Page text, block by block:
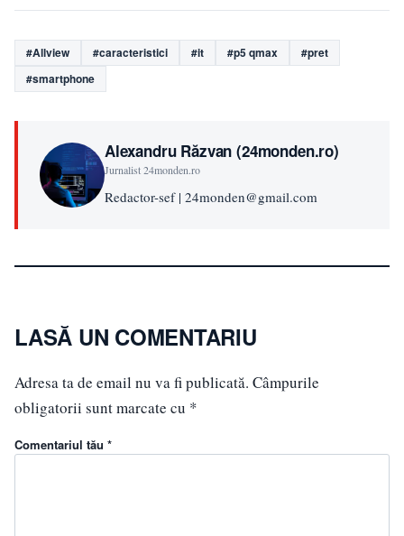
#Allview #caracteristici #it #p5 qmax
#pret
#smartphone
Alexandru Răzvan (24monden.ro)
Jurnalist 24monden.ro
Redactor-sef | 24monden@gmail.com
LASĂ UN COMENTARIU
Adresa ta de email nu va fi publicată. Câmpurile
obligatorii sunt marcate cu *
Comentariul tău *